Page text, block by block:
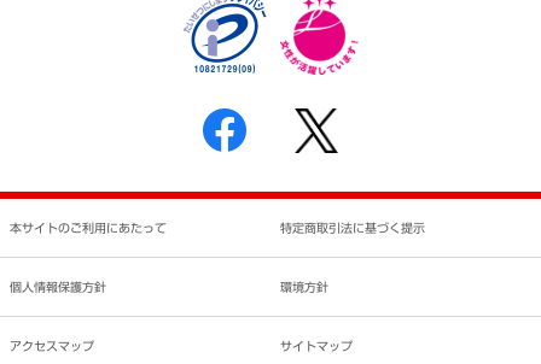
反社会的勢力に対する基本方針
書面による個人情報の開示等の請求の手続きについて
本サイトのご利用にあたって 特定商取引法に基づく提示
個人情報保護方針 環境方針
アクセスマップ サイトマップ